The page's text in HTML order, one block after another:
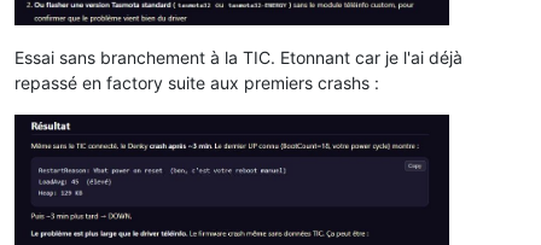
Essai sans branchement à la TIC. Etonnant car je l'ai déjà
repassé en factory suite aux premiers crashs :